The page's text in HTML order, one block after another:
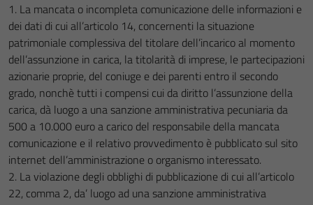
1. La mancata o incompleta comunicazione delle informazioni e
dei dati di cui all’articolo 14, concernenti la situazione
patrimoniale complessiva del titolare dell’incarico al momento
dell’assunzione in carica, la titolarità di imprese, le partecipazioni
azionarie proprie, del coniuge e dei parenti entro il secondo
grado, nonchè tutti i compensi cui da diritto l’assunzione della
carica, dà luogo a una sanzione amministrativa pecuniaria da
500 a 10.000 euro a carico del responsabile della mancata
comunicazione e il relativo provvedimento è pubblicato sul sito
internet dell’amministrazione o organismo interessato.
2. La violazione degli obblighi di pubblicazione di cui all’articolo
22, comma 2, da’ luogo ad una sanzione amministrativa